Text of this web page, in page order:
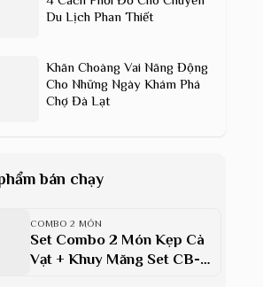
Du Lịch Phan Thiết
Khăn Choàng Vai Năng Động
Cho Những Ngày Khám Phá
Chợ Đà Lạt
bán chạy
COMBO 2 MÓN
Set Combo 2 Món Kẹp Cà
Vạt + Khuy Măng Set CB-